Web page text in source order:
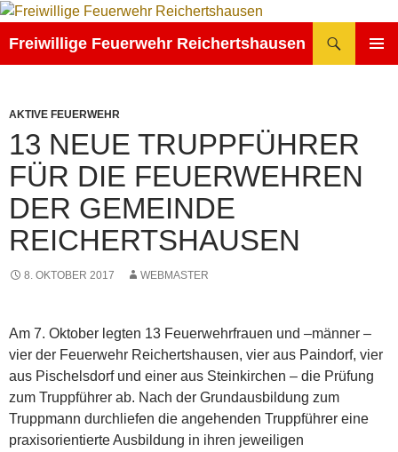
Zum
springen
Freiwillige Feuerwehr Reichertshausen
AKTIVE FEUERWEHR
13 NEUE TRUPPFÜHRER
FÜR DIE FEUERWEHREN
DER GEMEINDE
REICHERTSHAUSEN
8. OKTOBER 2017 WEBMASTER
Am 7. Oktober legten 13 Feuerwehrfrauen und –männer –
vier der Feuerwehr Reichertshausen, vier aus Paindorf, vier
aus Pischelsdorf und einer aus Steinkirchen – die Prüfung
zum Truppführer ab. Nach der Grundausbildung zum
Truppmann durchliefen die angehenden Truppführer eine
praxisorientierte Ausbildung in ihren jeweiligen